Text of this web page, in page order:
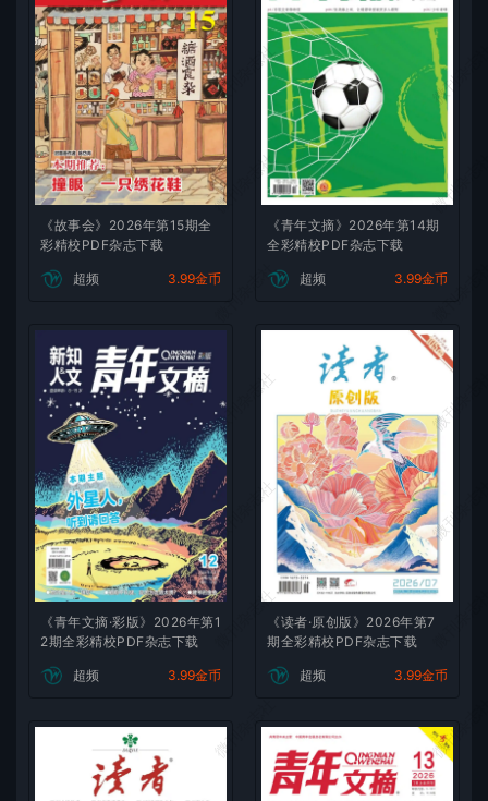
《故事会》2026年第15期全
彩精校PDF杂志下载
超频 3.99金币
《青年文摘》2026年第14期
全彩精校PDF杂志下载
超频 3.99金币
《青年文摘·彩版》2026年第1
2期全彩精校PDF杂志下载
超频 3.99金币
《读者·原创版》2026年第7
期全彩精校PDF杂志下载
超频 3.99金币
微刊杂志社
微刊杂
微刊杂志社
微刊杂
微刊杂志社
微刊杂
微刊杂志社
微刊杂
微刊杂志社
微刊杂
微刊杂志社
微刊杂
微刊杂志社
微刊杂